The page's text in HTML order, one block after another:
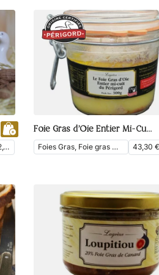
Foie Gras d’Oie Entier Mi-Cuit du Périgord
Foies Gras, Foie gras mi-cuit, Foie gras entier, Foie Gras d'Oie 43,30 €